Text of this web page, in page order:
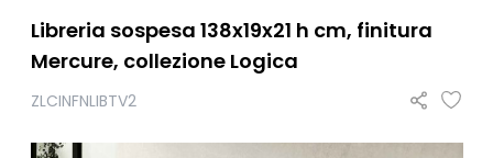
Libreria sospesa 138x19x21 h cm, finitura
Mercure, collezione Logica
ZLCINFNLIBTV2